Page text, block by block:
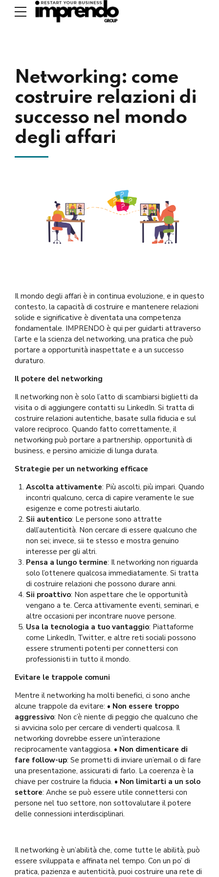
Networking: come
costruire relazioni di
successo nel mondo
degli affari
Il mondo degli affari è in continua evoluzione, e in questo
contesto, la capacità di costruire e mantenere relazioni
solide e significative è diventata una competenza
fondamentale. IMPRENDO è qui per guidarti attraverso
l’arte e la scienza del networking, una pratica che può
portare a opportunità inaspettate e a un successo
duraturo.
Il potere del networking
Il networking non è solo l’atto di scambiarsi biglietti da
visita o di aggiungere contatti su LinkedIn. Si tratta di
costruire relazioni autentiche, basate sulla fiducia e sul
valore reciproco. Quando fatto correttamente, il
networking può portare a partnership, opportunità di
business, e persino amicizie di lunga durata.
Strategie per un networking efficace
Ascolta attivamente: Più ascolti, più impari. Quando
incontri qualcuno, cerca di capire veramente le sue
esigenze e come potresti aiutarlo.
Sii autentico: Le persone sono attratte
dall’autenticità. Non cercare di essere qualcuno che
non sei; invece, sii te stesso e mostra genuino
interesse per gli altri.
Pensa a lungo termine: Il networking non riguarda
solo l’ottenere qualcosa immediatamente. Si tratta
di costruire relazioni che possono durare anni.
Sii proattivo: Non aspettare che le opportunità
vengano a te. Cerca attivamente eventi, seminari, e
altre occasioni per incontrare nuove persone.
Usa la tecnologia a tuo vantaggio: Piattaforme
come LinkedIn, Twitter, e altre reti sociali possono
essere strumenti potenti per connettersi con
professionisti in tutto il mondo.
Evitare le trappole comuni
Mentre il networking ha molti benefici, ci sono anche
alcune trappole da evitare: • Non essere troppo
aggressivo: Non c’è niente di peggio che qualcuno che
si avvicina solo per cercare di venderti qualcosa. Il
networking dovrebbe essere un’interazione
reciprocamente vantaggiosa. • Non dimenticare di
fare follow-up: Se prometti di inviare un’email o di fare
una presentazione, assicurati di farlo. La coerenza è la
chiave per costruire la fiducia. • Non limitarti a un solo
settore: Anche se può essere utile connettersi con
persone nel tuo settore, non sottovalutare il potere
delle connessioni interdisciplinari.
Il networking è un’abilità che, come tutte le abilità, può
essere sviluppata e affinata nel tempo. Con un po’ di
pratica, pazienza e autenticità, puoi costruire una rete di